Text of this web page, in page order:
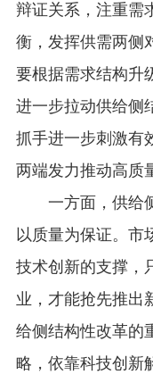
辩证关系，注重需
衡，发挥供需两侧
要根据需求结构升
进一步拉动供给侧
抓手进一步刺激有
两端发力推动高质
一方面，供给侧
以质量为保证。市
技术创新的支撑，
业，才能抢先推出
给侧结构性改革的
略，依靠科技创新